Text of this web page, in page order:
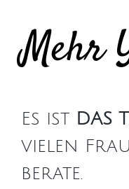
Mehr
Es ist DAS
vielen
berate.